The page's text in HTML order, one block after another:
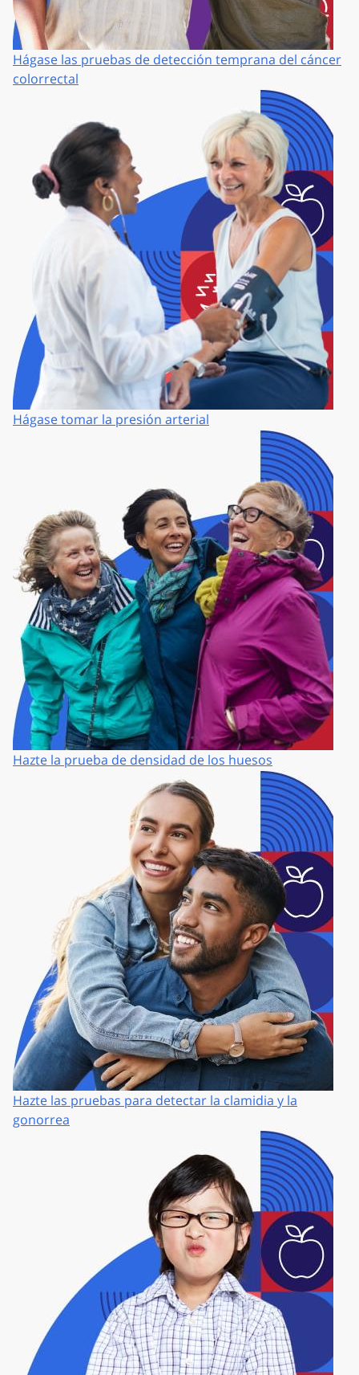
Hágase las pruebas de detección temprana del cáncer
colorrectal
Hágase tomar la presión arterial
Hazte la prueba de densidad de los huesos
Hazte las pruebas para detectar la clamidia y la
gonorrea